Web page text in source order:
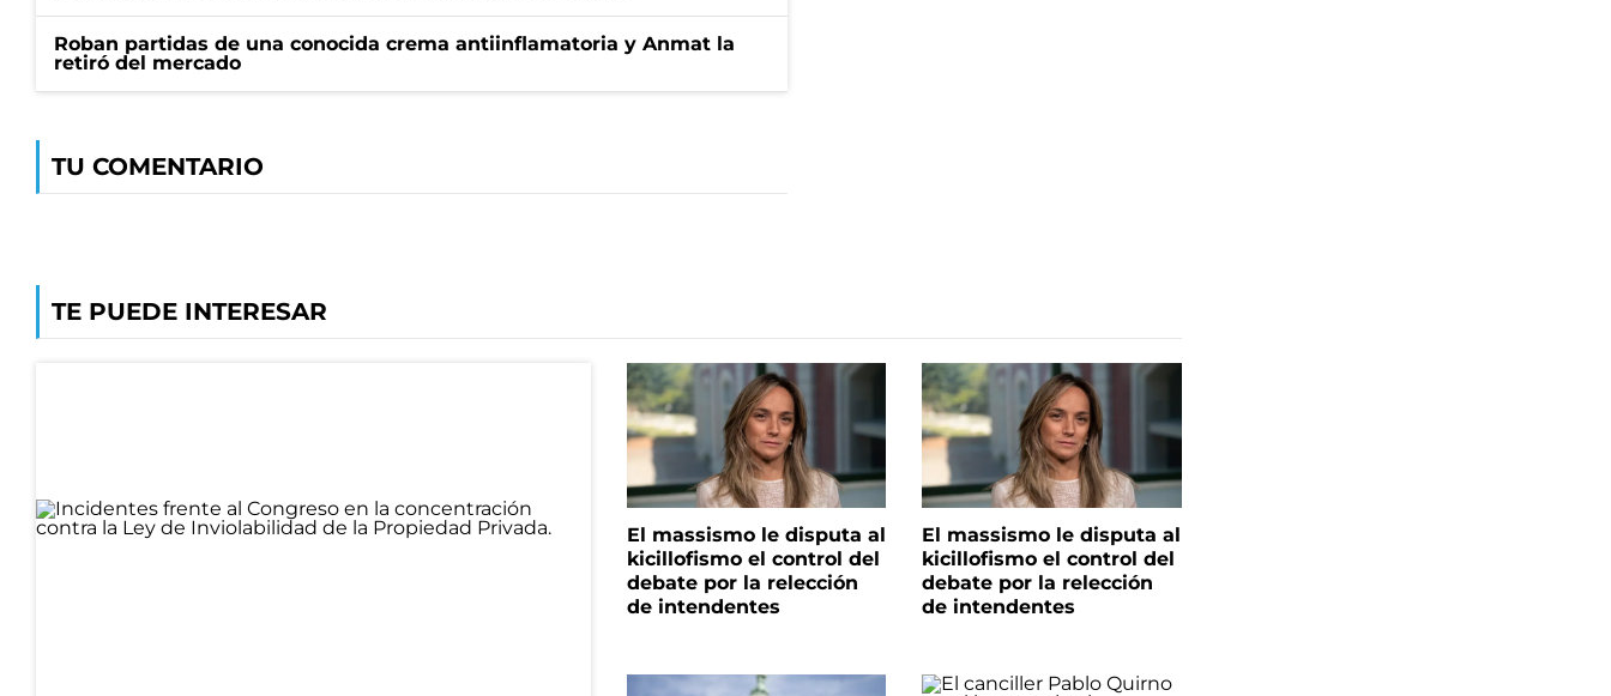
Roban partidas de una conocida crema antiinflamatoria y Anmat la
retiró del mercado
TU COMENTARIO
TE PUEDE INTERESAR
El massismo le disputa al
kicillofismo el control del
debate por la relección
de intendentes
El massismo le disputa al
kicillofismo el control del
debate por la relección
de intendentes